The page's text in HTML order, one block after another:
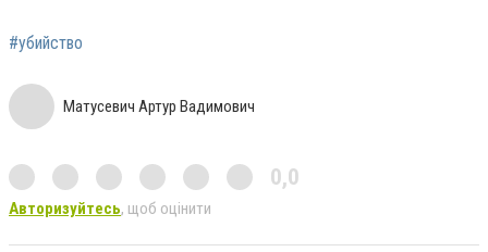
#убийство
Матусевич Артур Вадимович
0,0
Авторизуйтесь, щоб оцінити